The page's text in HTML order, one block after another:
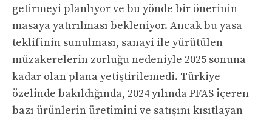
getirmeyi planlıyor ve bu yönde bir önerinin
masaya yatırılması bekleniyor. Ancak bu yasa
teklifinin sunulması, sanayi ile yürütülen
müzakerelerin zorluğu nedeniyle 2025 sonuna
kadar olan plana yetiştirilemedi. Türkiye
özelinde bakıldığında, 2024 yılında PFAS içeren
bazı ürünlerin üretimini ve satışını kısıtlayan